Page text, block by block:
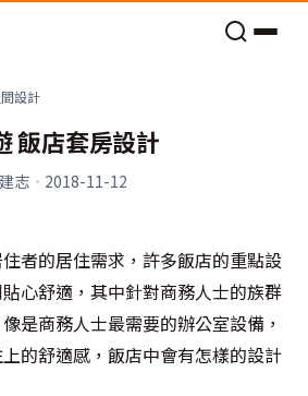
設計
飯店套房設計
志 · 2018-11-12
者的居住需求，許多飯店的重點設
心舒適，其中針對商務人士的族群
是商務人士最需要的辦公室設備，
的舒適感，飯店中會有怎樣的設計